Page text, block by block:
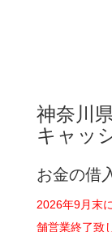
神奈川
キャッ
お金の借
2026年9月末
舗営業終了致